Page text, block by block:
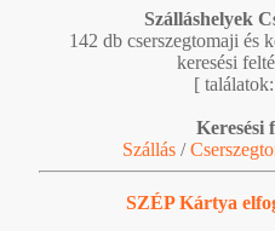
Szálláshelyek
142 db cserszegtomaji és
keresési
[
Keresési
Szállás /
SZÉP Kártya